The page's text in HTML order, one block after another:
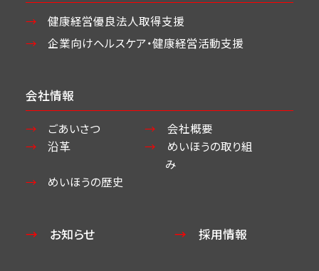
健康経営優良法人取得支援
企業向けヘルスケア・健康経営活動支援
会社情報
ごあいさつ
会社概要
沿革
めいほうの取り組
み
めいほうの歴史
お知らせ 採用情報